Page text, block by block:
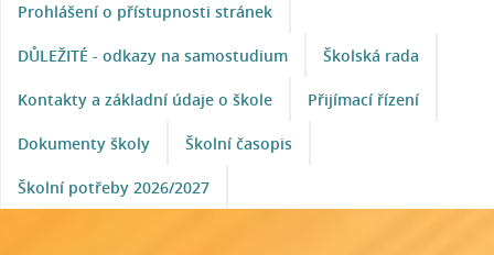
Prohlášení o přístupnosti stránek
DŮLEŽITÉ - odkazy na samostudium Školská rada
Kontakty a základní údaje o škole Přijímací řízení
Dokumenty školy Školní časopis
Školní potřeby 2026/2027